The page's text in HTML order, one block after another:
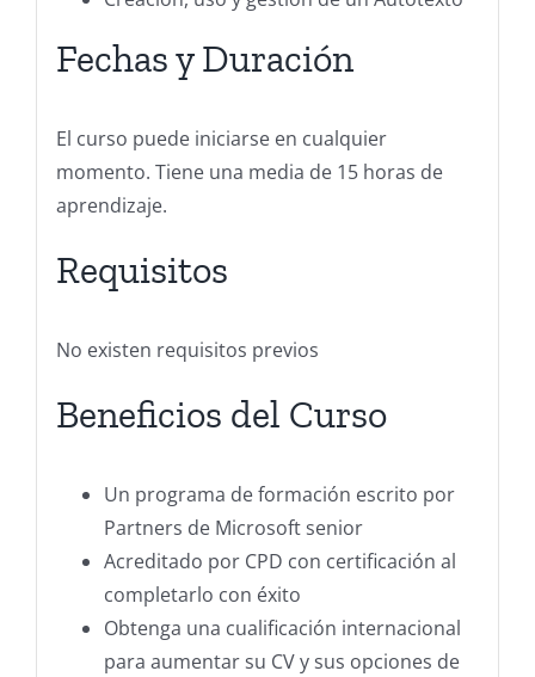
Fechas y Duración
El curso puede iniciarse en cualquier
momento. Tiene una media de 15 horas de
aprendizaje.
Requisitos
No existen requisitos previos
Beneficios del Curso
Un programa de formación escrito por
Partners de Microsoft senior
Acreditado por CPD con certificación al
completarlo con éxito
Obtenga una cualificación internacional
para aumentar su CV y sus opciones de